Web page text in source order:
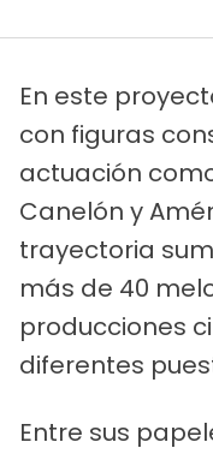
En este
con figuras
actuación
Canelón y
trayectoria
más de 40
producciones
diferentes
Entre sus